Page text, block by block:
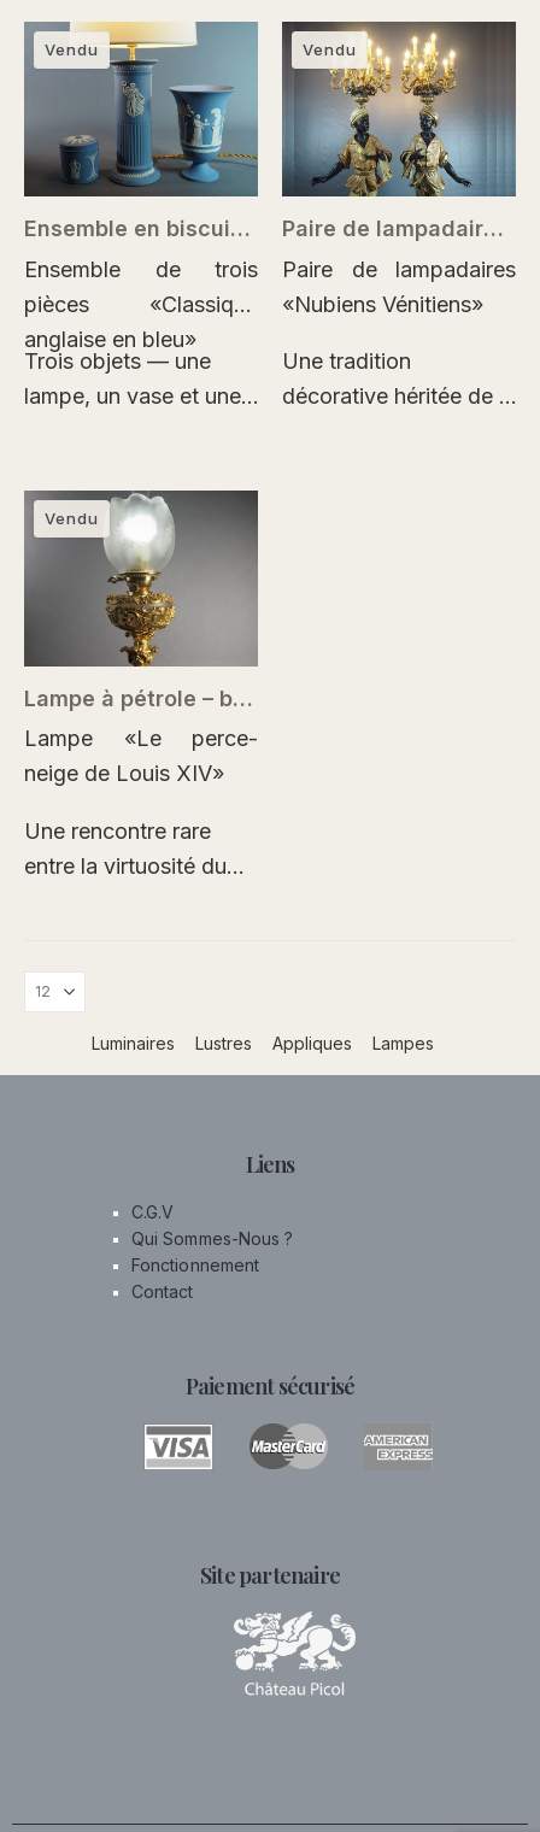
Vendu
Ensemble en biscuit Wedgwood – Angleterre – vers 1910–1930
Ensemble de trois
pièces «Classique
anglaise en bleu»
Trois objets — une
lampe, un vase et une
exemple
caractéristique du
célèbre biscuit anglais
Wedgwood, une…
Vendu
Paire de lampadaires vénitiens
Paire de lampadaires
«Nubiens Vénitiens»
Une tradition
décorative héritée de la
Vendu
Lampe à pétrole – brûleur James Hinks & Son
Lampe «Le perce-
neige de Louis XIV»
Une rencontre rare
entre la virtuosité du
mécanique anglaise.
Une œuvre où la
lumière, le métal et le
verre…
Luminaires Lustres Appliques Lampes
Liens
C.G.V
Qui Sommes-Nous ?
Fonctionnement
Contact
Paiement sécurisé
Site partenaire